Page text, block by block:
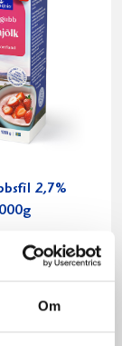
Om
2,7%